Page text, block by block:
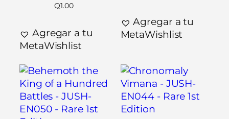
Q1.00
Agregar a tu
MetaWishlist
Agregar a tu
MetaWishlist